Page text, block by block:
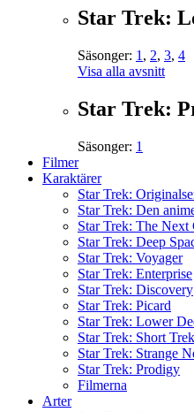
Star Trek:
Säsonger: 1 , 2, 3, 4
Visa alla avsnitt
Star Trek:
Säsonger: 1
Filmer
Karaktärer
Star Trek:
Star Trek: Den
Star Trek: The Next
Star Trek: Deep
Star Trek: Voyager
Star Trek: Enterprise
Star Trek: Discovery
Star Trek: Picard
Star Trek: Lower
Star Trek: Short
Star Trek: Strange
Star Trek: Prodigy
Filmerna
Arter